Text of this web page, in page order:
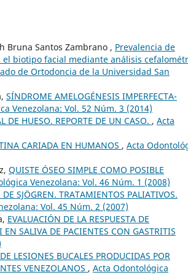
Bruna Santos Zambrano , Prevalencia de
biotipo facial mediante análisis
de Ortodoncia de la Universidad San
SÍNDROME AMELOGÉNESIS IMPERFECTA-
Venezolana: Vol. 52 Núm. 3 (2014)
DE HUESO. REPORTE DE UN CASO. , Acta
CARIADA EN HUMANOS , Acta
QUISTE ÓSEO SIMPLE COMO POSIBLE
Venezolana: Vol. 46 Núm. 1 (2008)
SJÖGREN. TRATAMIENTOS PALIATIVOS.
Vol. 45 Núm. 2 (2007)
EVALUACIÓN DE LA RESPUESTA DE
SALIVA DE PACIENTES CON GASTRITIS
LESIONES BUCALES PRODUCIDAS POR
VENEZOLANOS , Acta Odontológica